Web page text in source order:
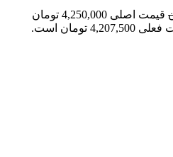
قیمت اصلی 4,250,000 تومان
تومان است.